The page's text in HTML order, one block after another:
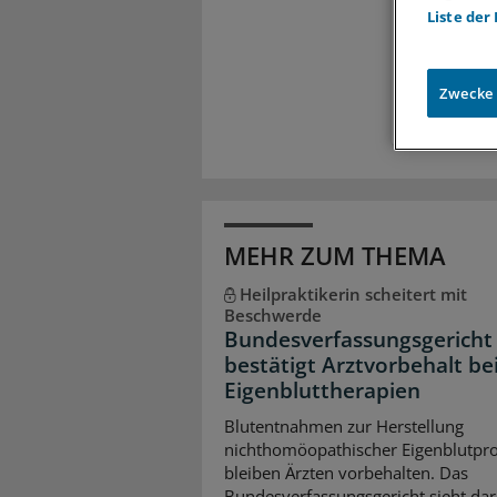
MEHR ZUM THEMA
Heilpraktikerin scheitert mit
Beschwerde
Bundesverfassungsgericht
bestätigt Arztvorbehalt bei
Eigenbluttherapien
Blutentnahmen zur Herstellung
nichthomöopathischer
bleiben Ärzten vorbehalten. Das
Liste